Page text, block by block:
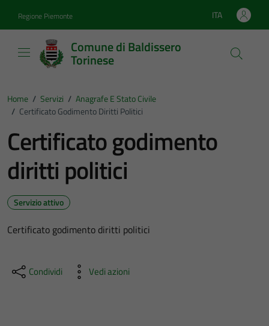
Regione Piemonte Lingua attiva:
ITA
Comune di Baldissero
Torinese
Home / Servizi / Anagrafe E Stato Civile
/ Certificato Godimento Diritti Politici
Certificato godimento
diritti politici
Servizio attivo
Certificato godimento diritti politici
Condividi Vedi azioni